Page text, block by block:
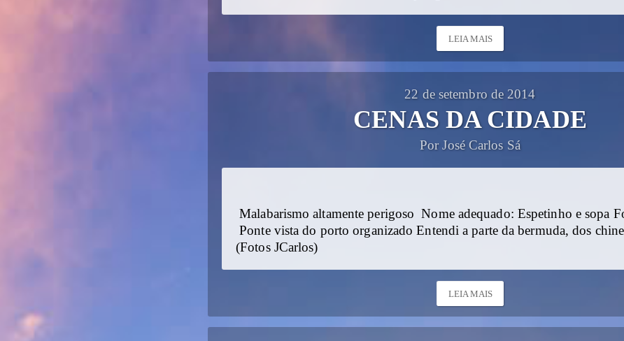
LEIA MAIS
22 de setembro de 2014
CENAS DA CIDADE
Por José Carlos Sá
Malabarismo altamente perigoso Nome adequado: Espetinho e sopa
Ponte vista do porto organizado Entendi a parte da bermuda, dos
(Fotos JCarlos)
LEIA MAIS